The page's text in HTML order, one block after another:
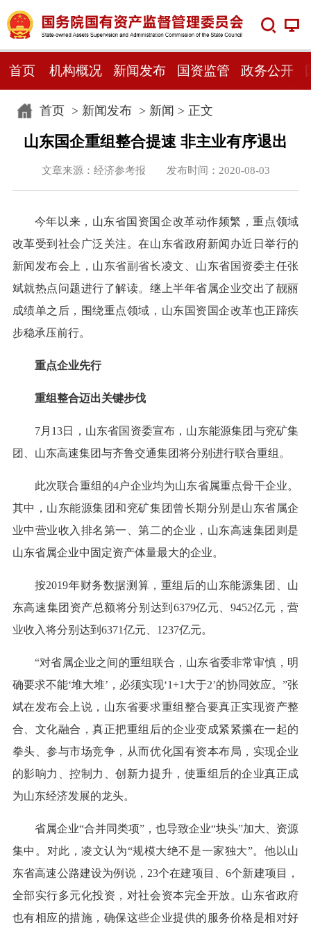
首页 机构概况 新闻发布 国资监管 政务公开
首页> 新闻发布> 新闻 > 正文
山东国企重组整合提速 非主业有序退出
文章来源：经济参考报 发布时间：2020-08-03
今年以来，山东省国资国企改革动作频繁，重点领域
改革受到社会广泛关注。在山东省政府新闻办近日举行的
新闻发布会上，山东省副省长凌文、山东省国资委主任张
斌就热点问题进行了解读。继上半年省属企业交出了靓丽
成绩单之后，围绕重点领域，山东国资国企改革也正蹄疾
步稳承压前行。
重点企业先行
重组整合迈出关键步伐
7月13日，山东省国资委宣布，山东能源集团与兖矿集
团、山东高速集团与齐鲁交通集团将分别进行联合重组。
此次联合重组的4户企业均为山东省属重点骨干企业。
其中，山东能源集团和兖矿集团曾长期分别是山东省属企
业中营业收入排名第一、第二的企业，山东高速集团则是
山东省属企业中固定资产体量最大的企业。
按2019年财务数据测算，重组后的山东能源集团、山
东高速集团资产总额将分别达到6379亿元、9452亿元，营
业收入将分别达到6371亿元、1237亿元。
“对省属企业之间的重组联合，山东省委非常审慎，明
确要求不能‘堆大堆’，必须实现‘1+1大于2’的协同效应。”张
斌在发布会上说，山东省要求重组整合要真正实现资产整
合、文化融合，真正把重组后的企业变成紧紧攥在一起的
拳头、参与市场竞争，从而优化国有资本布局，实现企业
的影响力、控制力、创新力提升，使重组后的企业真正成
为山东经济发展的龙头。
省属企业“合并同类项”，也导致企业“块头”加大、资源
集中。对此，凌文认为“规模大绝不是一家独大”。他以山
东省高速公路建设为例说，23个在建项目、6个新建项目，
全部实行多元化投资，对社会资本完全开放。山东省政府
也有相应的措施，确保这些企业提供的服务价格是相对好